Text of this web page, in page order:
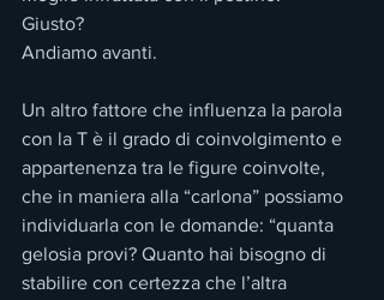
Giusto?
Andiamo avanti.
Un altro fattore che influenza la parola
con la T è il grado di coinvolgimento e
appartenenza tra le figure coinvolte,
che in maniera alla “carlona” possiamo
individuarla con le domande: “quanta
gelosia provi? Quanto hai bisogno di
stabilire con certezza che l’altra